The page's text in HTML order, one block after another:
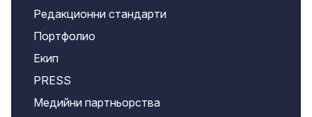
Редакционни стандарти
Портфолио
Екип
PRESS
Медийни партньорства